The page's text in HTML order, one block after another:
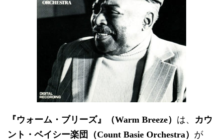
『ウォーム・ブリーズ』（Warm Breeze） は、 カウ
ント・ベイシー楽団（Count Basie Orchestra） が